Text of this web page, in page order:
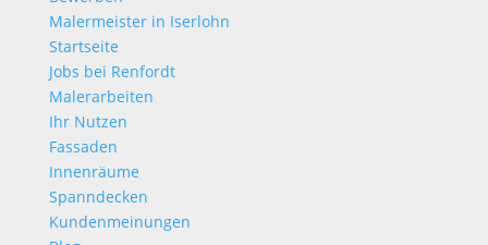
Malermeister in Iserlohn
Startseite
Jobs bei Renfordt
Malerarbeiten
Ihr Nutzen
Fassaden
Innenräume
Spanndecken
Kundenmeinungen